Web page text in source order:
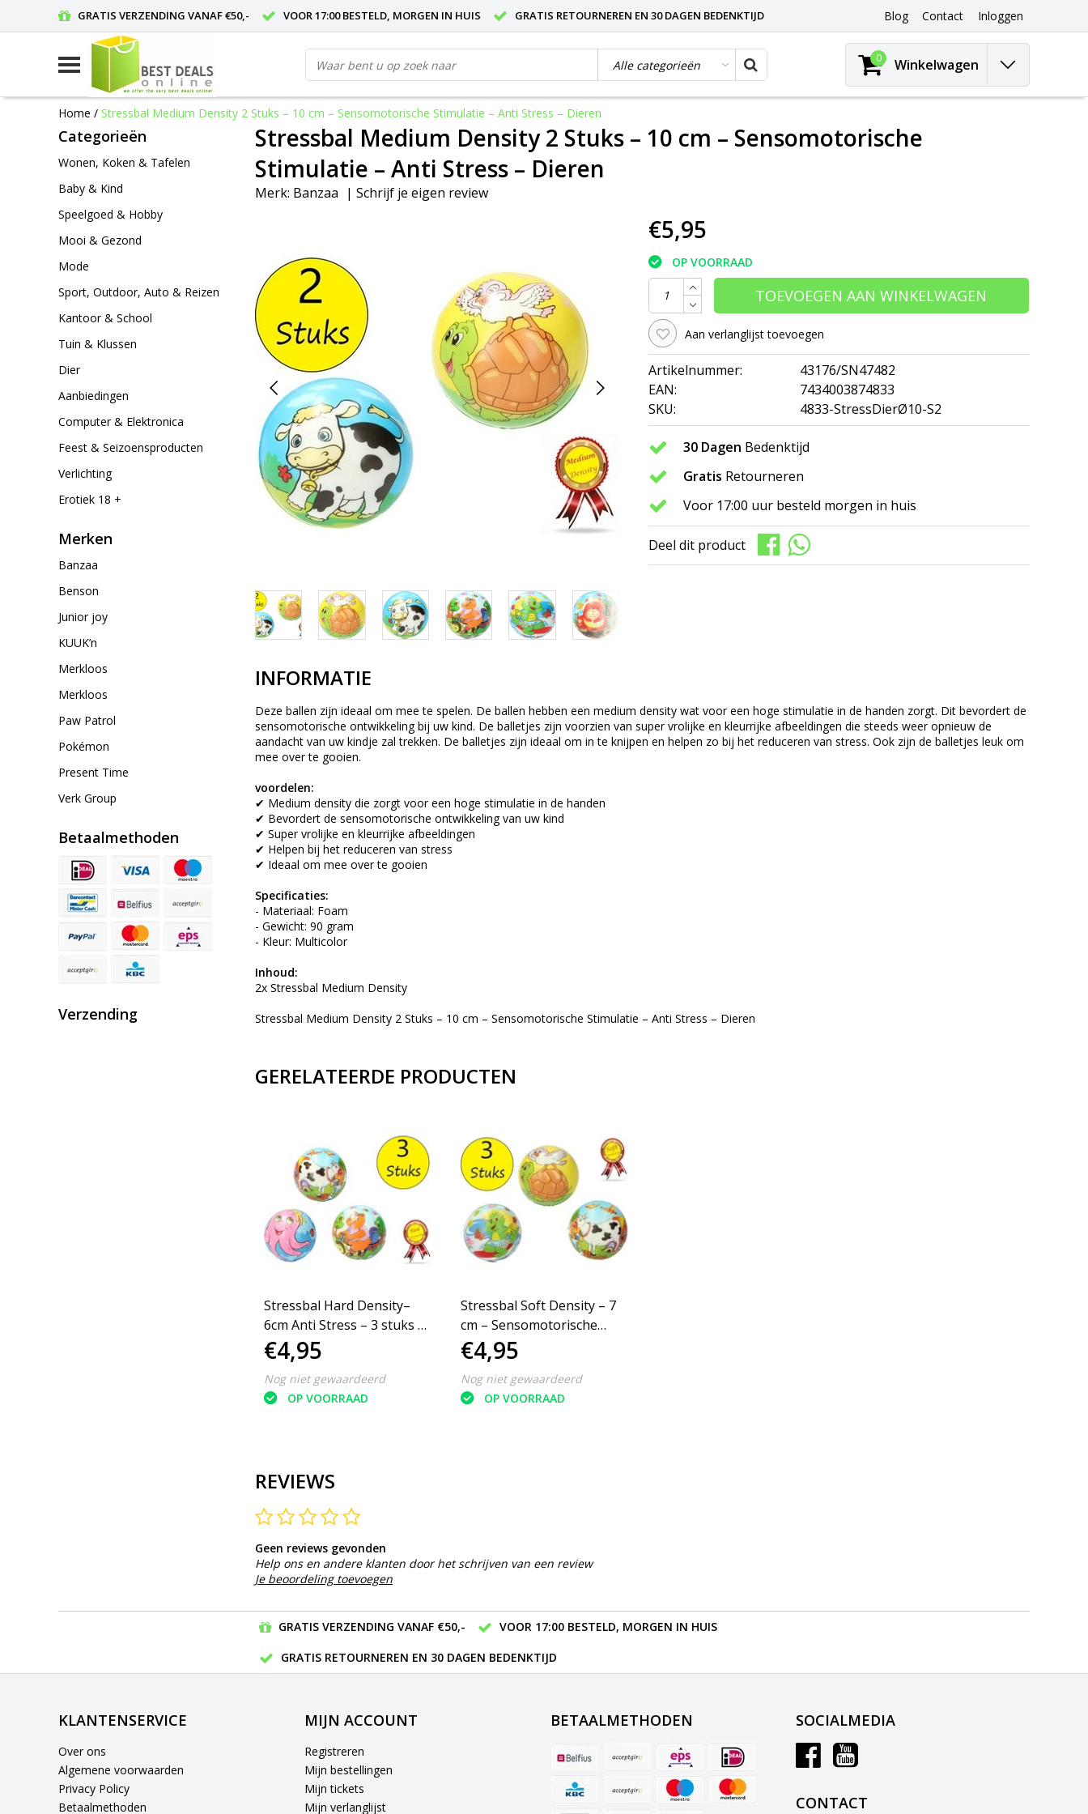
GRATIS VERZENDING VANAF €50,- VOOR 17:00 BESTELD, MORGEN IN HUIS GRATIS RETOURNEREN EN 30 DAGEN BEDENKTIJD Blog Contact Inloggen
0 Winkelwagen
Home / Stressbal Medium Density 2 Stuks – 10 cm – Sensomotorische Stimulatie – Anti Stress – Dieren
Categorieën
Wonen, Koken & Tafelen
Baby & Kind
Speelgoed & Hobby
Mooi & Gezond
Mode
Sport, Outdoor, Auto & Reizen
Kantoor & School
Tuin & Klussen
Dier
Aanbiedingen
Computer & Elektronica
Feest & Seizoensproducten
Verlichting
Erotiek 18 +
Merken
Banzaa
Benson
Junior joy
KUUK’n
Merkloos
Merkloos
Paw Patrol
Pokémon
Present Time
Verk Group
Betaalmethoden
Verzending
Stressbal Medium Density 2 Stuks – 10 cm – Sensomotorische
Stimulatie – Anti Stress – Dieren
Merk: Banzaa | Schrijf je eigen review
€5,95
OP VOORRAAD
TOEVOEGEN AAN WINKELWAGEN
Aan verlanglijst toevoegen
Artikelnummer:
43176/SN47482
EAN:
7434003874833
SKU:
4833-StressDierØ10-S2
30 Dagen Bedenktijd
Gratis Retourneren
Voor 17:00 uur besteld morgen in huis
Deel dit product
INFORMATIE
Deze ballen zijn ideaal om mee te spelen. De ballen hebben een medium density wat voor een hoge stimulatie in de handen zorgt. Dit bevordert de
sensomotorische ontwikkeling bij uw kind. De balletjes zijn voorzien van super vrolijke en kleurrijke afbeeldingen die steeds weer opnieuw de
aandacht van uw kindje zal trekken. De balletjes zijn ideaal om in te knijpen en helpen zo bij het reduceren van stress. Ook zijn de balletjes leuk om
mee over te gooien.
voordelen:
✔ Medium density die zorgt voor een hoge stimulatie in de handen
✔ Bevordert de sensomotorische ontwikkeling van uw kind
✔ Super vrolijke en kleurrijke afbeeldingen
✔ Helpen bij het reduceren van stress
✔ Ideaal om mee over te gooien
Specificaties:
- Materiaal: Foam
- Gewicht: 90 gram
- Kleur: Multicolor
Inhoud:
2x Stressbal Medium Density
Stressbal Medium Density 2 Stuks – 10 cm – Sensomotorische Stimulatie – Anti Stress – Dieren
GERELATEERDE PRODUCTEN
Stressbal Hard Density–
6cm Anti Stress – 3 stuks –
Dieren
€4,95
Nog niet gewaardeerd
OP VOORRAAD
Stressbal Soft Density – 7
cm – Sensomotorische
Stimulatie – Anti Stress – 3
Stuks – Dieren
€4,95
Nog niet gewaardeerd
OP VOORRAAD
REVIEWS
Geen reviews gevonden
Help ons en andere klanten door het schrijven van een review
Je beoordeling toevoegen
GRATIS VERZENDING VANAF €50,-
VOOR 17:00 BESTELD, MORGEN IN HUIS
GRATIS RETOURNEREN EN 30 DAGEN BEDENKTIJD
KLANTENSERVICE
Over ons
Algemene voorwaarden
Privacy Policy
Betaalmethoden
MIJN ACCOUNT
Registreren
Mijn bestellingen
Mijn tickets
Mijn verlanglijst
BETAALMETHODEN SOCIALMEDIA
CONTACT